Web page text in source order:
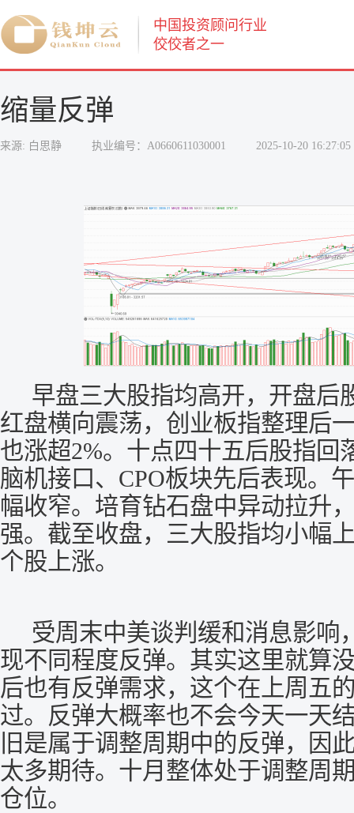
中国投资顾问行业
佼佼者之一
缩量反弹
来源: 白思静 执业编号：A0660611030001 2025-10-20 16:27:05
早盘三大股指均高开，开盘后
红盘横向震荡，创业板指整理后
也涨超2%。十点四十五后股指回
脑机接口、CPO板块先后表现。
幅收窄。培育钻石盘中异动拉升
强。截至收盘，三大股指均小幅
个股上涨。
受周末中美谈判缓和消息影响
现不同程度反弹。其实这里就算
后也有反弹需求，这个在上周五
过。反弹大概率也不会今天一天
旧是属于调整周期中的反弹，因
太多期待。十月整体处于调整周
仓位。